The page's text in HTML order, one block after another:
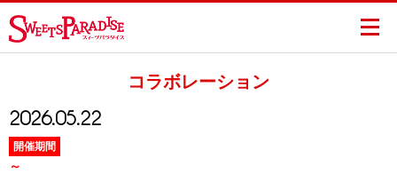
コラボレーション
2026.05.22
開催期間
～